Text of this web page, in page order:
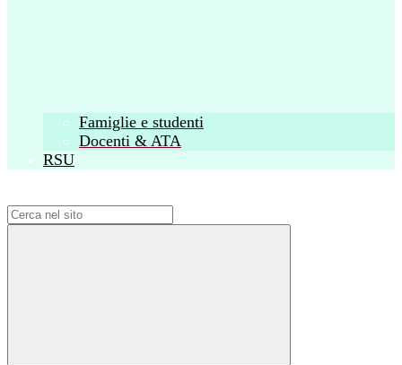
Famiglie e studenti
Docenti & ATA
RSU